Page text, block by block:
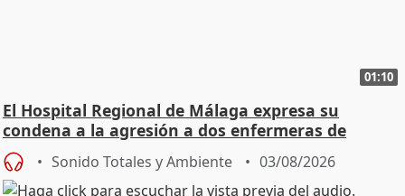
01:10
El Hospital Regional de Málaga expresa su
condena a la agresión a dos enfermeras de
Urgencias
Sonido Totales y Ambiente 03/08/2026